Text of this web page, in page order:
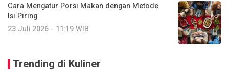
Cara Mengatur Porsi Makan dengan Metode
Isi Piring
23 Juli 2026 - 11:19 WIB
Trending di Kuliner